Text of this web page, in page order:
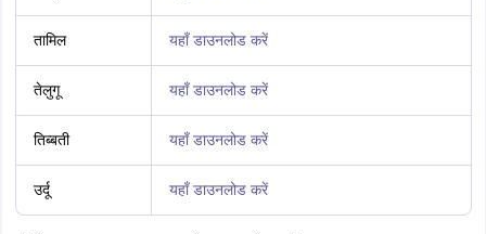
तामिल यहाँ डाउनलोड करें
तेलुगू यहाँ डाउनलोड करें
तिब्बती यहाँ डाउनलोड करें
उर्दू यहाँ डाउनलोड करें